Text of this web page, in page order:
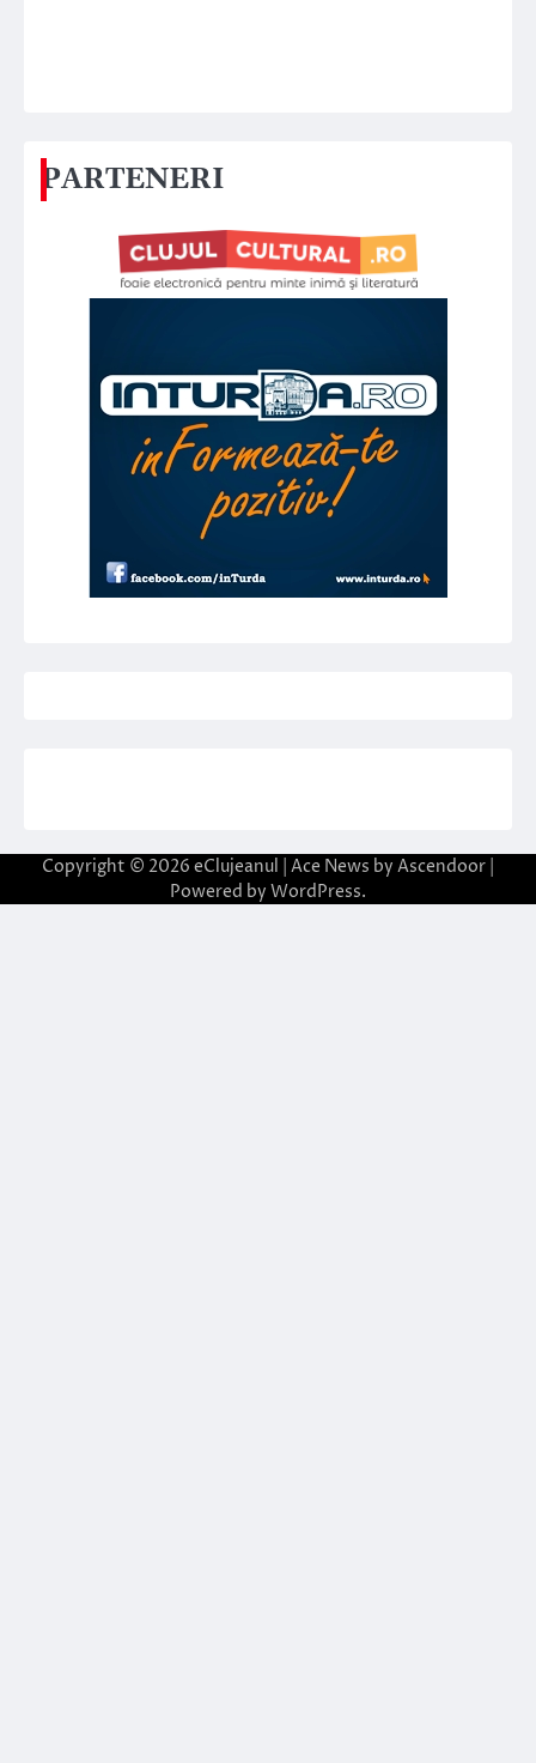
PARTENERI
Copyright © 2026 eClujeanul | Ace News by Ascendoor
Powered by WordPress.